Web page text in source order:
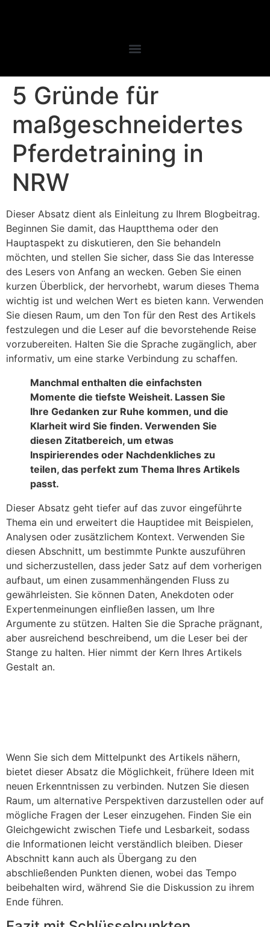
5 Gründe für
maßgeschneidertes
Pferdetraining in
NRW
Dieser Absatz dient als Einleitung zu Ihrem Blogbeitrag.
Beginnen Sie damit, das Hauptthema oder den
Hauptaspekt zu diskutieren, den Sie behandeln
möchten, und stellen Sie sicher, dass Sie das Interesse
des Lesers von Anfang an wecken. Geben Sie einen
kurzen Überblick, der hervorhebt, warum dieses Thema
wichtig ist und welchen Wert es bieten kann. Verwenden
Sie diesen Raum, um den Ton für den Rest des Artikels
festzulegen und die Leser auf die bevorstehende Reise
vorzubereiten. Halten Sie die Sprache zugänglich, aber
informativ, um eine starke Verbindung zu schaffen.
Manchmal enthalten die einfachsten
Momente die tiefste Weisheit. Lassen Sie
Ihre Gedanken zur Ruhe kommen, und die
Klarheit wird Sie finden. Verwenden Sie
diesen Zitatbereich, um etwas
Inspirierendes oder Nachdenkliches zu
teilen, das perfekt zum Thema Ihres Artikels
passt.
Dieser Absatz geht tiefer auf das zuvor eingeführte
Thema ein und erweitert die Hauptidee mit Beispielen,
Analysen oder zusätzlichem Kontext. Verwenden Sie
diesen Abschnitt, um bestimmte Punkte auszuführen
und sicherzustellen, dass jeder Satz auf dem vorherigen
aufbaut, um einen zusammenhängenden Fluss zu
gewährleisten. Sie können Daten, Anekdoten oder
Expertenmeinungen einfließen lassen, um Ihre
Argumente zu stützen. Halten Sie die Sprache prägnant,
aber ausreichend beschreibend, um die Leser bei der
Stange zu halten. Hier nimmt der Kern Ihres Artikels
Gestalt an.
Wenn Sie sich dem Mittelpunkt des Artikels nähern,
bietet dieser Absatz die Möglichkeit, frühere Ideen mit
neuen Erkenntnissen zu verbinden. Nutzen Sie diesen
Raum, um alternative Perspektiven darzustellen oder auf
mögliche Fragen der Leser einzugehen. Finden Sie ein
Gleichgewicht zwischen Tiefe und Lesbarkeit, sodass
die Informationen leicht verständlich bleiben. Dieser
Abschnitt kann auch als Übergang zu den
abschließenden Punkten dienen, wobei das Tempo
beibehalten wird, während Sie die Diskussion zu ihrem
Ende führen.